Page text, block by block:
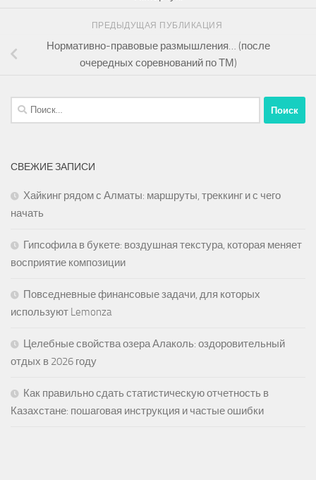
ПРЕДЫДУЩАЯ ПУБЛИКАЦИЯ
Нормативно-правовые размышления… (после
очередных соревнований по ТМ)
Найти:
СВЕЖИЕ ЗАПИСИ
Хайкинг рядом с Алматы: маршруты, треккинг и с чего
начать
Гипсофила в букете: воздушная текстура, которая меняет
восприятие композиции
Повседневные финансовые задачи, для которых
используют Lemonza
Целебные свойства озера Алаколь: оздоровительный
отдых в 2026 году
Как правильно сдать статистическую отчетность в
Казахстане: пошаговая инструкция и частые ошибки